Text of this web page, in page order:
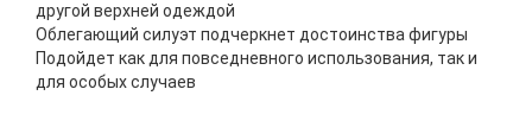
другой верхней одеждой
Облегающий силуэт подчеркнет достоинства фигуры
Подойдет как для повседневного использования, так и
для особых случаев